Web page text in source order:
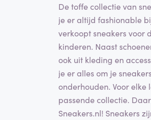
De toffe collectie van
je er altijd fashionable
verkoopt sneakers voor
kinderen. Naast
ook uit kleding en
je er alles om je
onderhouden. Voor elke
passende collectie.
Sneakers.nl! Sneakers